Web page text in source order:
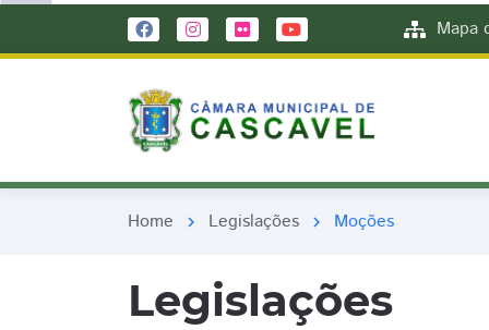
Mapa
Home chevron_right Legislações chevron_right Moções
Legislações